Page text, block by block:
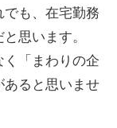
も、在宅勤務
思います。
く「まわりの企
あると思いませ